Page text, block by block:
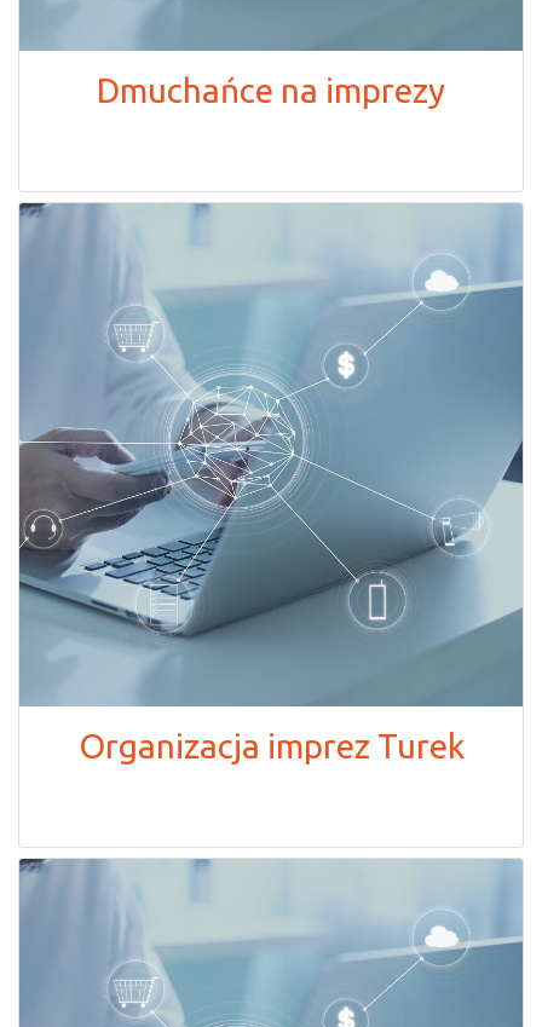
Dmuchańce na imprezy
Organizacja imprez Turek